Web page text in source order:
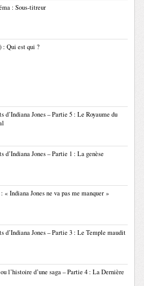
: Sous-titreur
: Qui est qui ?
d’Indiana Jones – Partie 5 : Le Royaume du
d’Indiana Jones – Partie 1 : La genèse
« Indiana Jones ne va pas me manquer »
d’Indiana Jones – Partie 3 : Le Temple maudit
l’histoire d’une saga – Partie 4 : La Dernière